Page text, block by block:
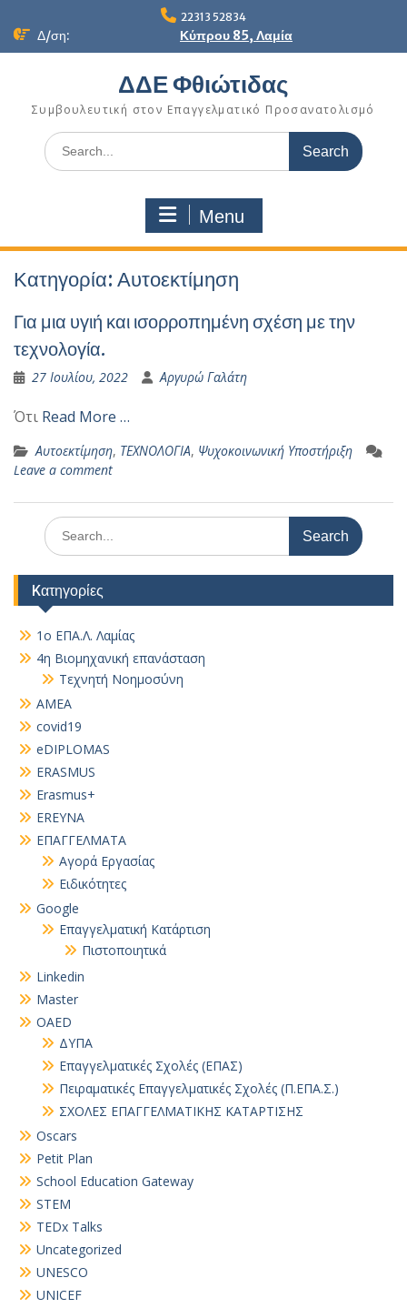
22313 52834
Δ/ση: Κύπρου 85, Λαμία
ΔΔΕ Φθιώτιδας
Συμβουλευτική στον Επαγγελματικό Προσανατολισμό
Search
for:
Menu
Κατηγορία: Αυτοεκτίμηση
Για μια υγιή και ισορροπημένη σχέση με την
τεχνολογία.
27 Ιουλίου, 2022 Αργυρώ Γαλάτη
Ότι Read More …
Αυτοεκτίμηση, ΤΕΧΝΟΛΟΓΙΑ, Ψυχοκοινωνική Υποστήριξη
Leave a comment
Search
for:
Kατηγορίες
1ο ΕΠΑ.Λ. Λαμίας
4η Βιομηχανική επανάσταση
Τεχνητή Νοημοσύνη
AMEA
covid19
eDIPLOMAS
ERASMUS
Erasmus+
EREYNA
EΠΑΓΓΕΛΜΑΤΑ
Αγορά Εργασίας
Ειδικότητες
Google
Επαγγελματική Κατάρτιση
Πιστοποιητικά
Linkedin
Master
OAED
ΔΥΠΑ
Επαγγελματικές Σχολές (ΕΠΑΣ)
Πειραματικές Επαγγελματικές Σχολές (Π.ΕΠΑ.Σ.)
ΣΧΟΛΕΣ ΕΠΑΓΓΕΛΜΑΤΙΚΗΣ ΚΑΤΑΡΤΙΣΗΣ
Oscars
Petit Plan
School Education Gateway
STEM
TEDx Talks
Uncategorized
UNESCO
UNICEF